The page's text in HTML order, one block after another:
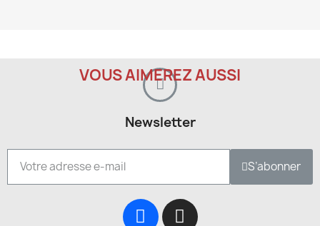
VOUS AIMEREZ AUSSI
Newsletter
S’abonner